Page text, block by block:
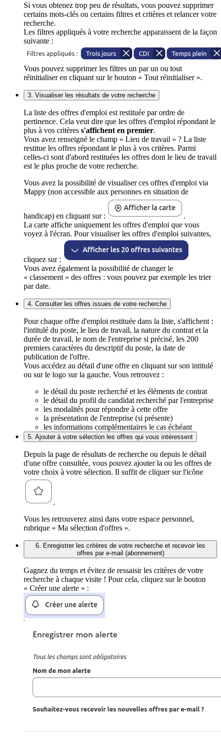
Si vous obtenez trop peu de résultats, vous pouvez supprimer
certains mots-clés ou certains filtres et critères et relancer votre
recherche.
Les filtres appliqués à votre recherche apparaissent de la façon
suivante :
Vous pouvez supprimer les filtres un par un ou tout
réinitialiser en cliquant sur le bouton « Tout réinitialiser ».
3. Visualiser les résultats de votre recherche
La liste des offres d'emploi est restituée par ordre de
pertinence. Cela veut dire que les offres d'emploi répondant le
plus à vos critères s'affichent en premier.
Vous avez renseigné le champ « Lieu de travail » ? La liste
restitue les offres répondant le plus à vos critères. Parmi
celles-ci sont d'abord restituées les offres dont le lieu de travail
est le plus proche de votre recherche.
Vous avez la possibilité de visualiser ces offres d'emploi via
Mappy (non accessible aux personnes en situation de
handicap) en cliquant sur :
.
La carte affiche uniquement les offres d'emploi que vous
voyez à l'écran. Pour visualiser les offres d'emploi suivantes,
cliquez sur :
Vous avez également la possibilité de changer le
« classement » des offres : vous pouvez par exemple les trier
par date.
4. Consulter les offres issues de votre recherche
Pour chaque offre d'emploi restituée dans la liste, s'affichent :
l'intitulé du poste, le lieu de travail, la nature du contrat et la
durée de travail, le nom de l'entreprise si précisé, les 200
premiers caractères du descriptif du poste, la date de
publication de l'offre.
Vous accédez au détail d'une offre en cliquant sur son intitulé
ou sur le logo sur la gauche. Vous retrouvez :
le détail du poste recherché et les éléments de contrat
le détail du profil du candidat recherché par l'entreprise
les modalités pour répondre à cette offre
la présentation de l'entreprise (si présente)
les informations complémentaires le cas échéant
5. Ajouter à votre sélection les offres qui vous intéressent
Depuis la page de résultats de recherche ou depuis le détail
d'une offre consultée, vous pouvez ajouter la ou les offres de
votre choix à votre sélection. Il suffit de cliquer sur l'icône
.
Vous les retrouverez ainsi dans votre espace personnel,
rubrique « Ma sélection d'offres ».
6. Enregistrer les critères de votre recherche et recevoir les
offres par e-mail (abonnement)
Gagnez du temps et évitez de ressaisir les critères de votre
recherche à chaque visite ! Pour cela, cliquez sur le bouton
« Créer une alerte » :